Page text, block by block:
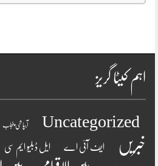
اہم کیٹا گریز
Uncategorized آبپاشی پنجاب
خبریں
ایف آئی اے ایل ڈبلیو ایم سی